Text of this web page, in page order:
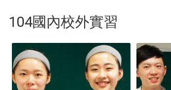
104國內校外實習